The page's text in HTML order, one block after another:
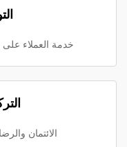
خدمة العملاء
الائتمان